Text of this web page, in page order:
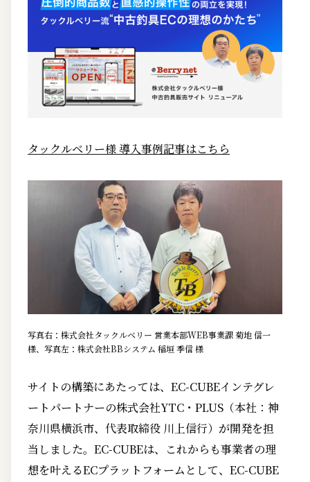
タックルベリー様 導入事例記事はこちら
写真右：株式会社タックルベリー 営業本部WEB事業課 菊地 信一
様、写真左：株式会社BBシステム 稲垣 季信 様
サイトの構築にあたっては、EC-CUBEインテグレ
ートパートナーの株式会社YTC・PLUS（本社：神
奈川県横浜市、代表取締役 川上信行）が開発を担
当しました。EC-CUBEは、これからも事業者の理
想を叶えるECプラットフォームとして、EC-CUBE